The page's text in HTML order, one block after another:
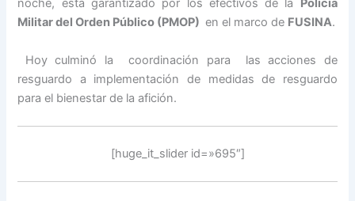
noche, está garantizado por los efectivos de la Policía
Militar del Orden Público (PMOP) en el marco de FUSINA.
Hoy culminó la coordinación para las acciones de
resguardo a implementación de medidas de resguardo
para el bienestar de la afición.
[huge_it_slider id=»695″]